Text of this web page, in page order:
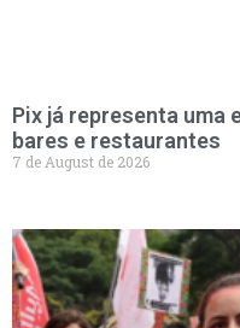
Pix já representa uma
bares e restaurantes
7 de August de 2026